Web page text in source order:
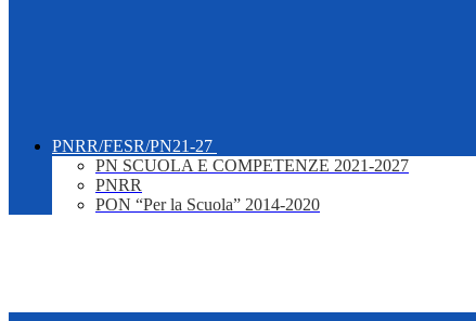
PNRR/FESR/PN21-27
PN SCUOLA E COMPETENZE 2021-2027
PNRR
PON “Per la Scuola” 2014-2020